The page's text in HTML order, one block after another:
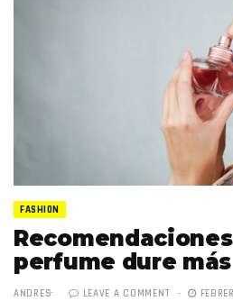
FASHION
perfume dure
ANDRES LEAVE A COMMENT